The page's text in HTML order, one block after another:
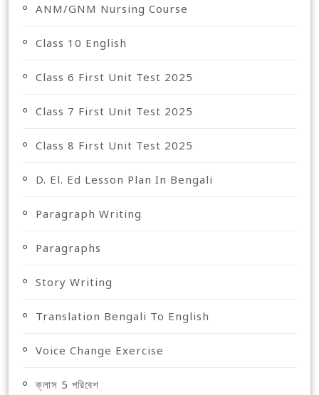
ANM/GNM Nursing Course
Class 10 English
Class 6 First Unit Test 2025
Class 7 First Unit Test 2025
Class 8 First Unit Test 2025
D. El. Ed Lesson Plan In Bengali
Paragraph Writing
Paragraphs
Story Writing
Translation Bengali To English
Voice Change Exercise
ক্লাস 5 পরিবেশ